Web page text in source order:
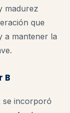
madurez
que
a mantener la
B
se incorporó